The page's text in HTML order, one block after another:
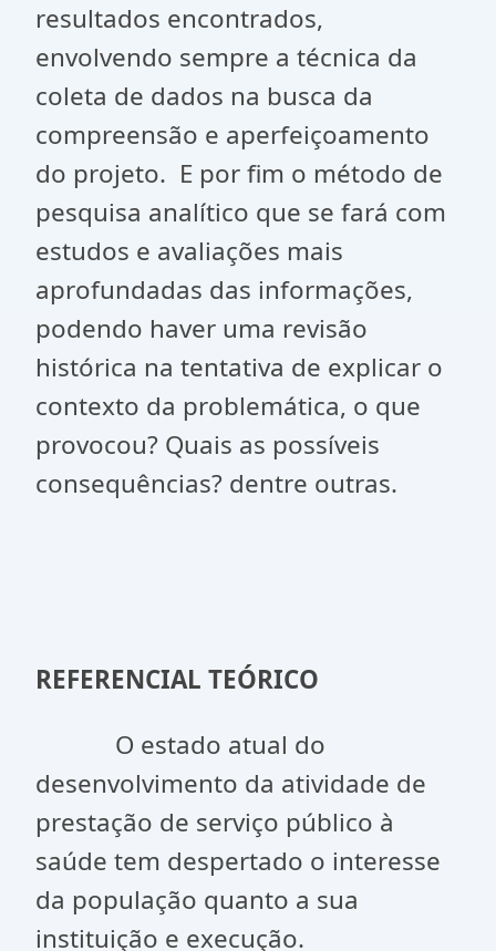
resultados encontrados,
envolvendo sempre a técnica da
coleta de dados na busca da
compreensão e aperfeiçoamento
do projeto. E por fim o método de
pesquisa analítico que se fará com
estudos e avaliações mais
aprofundadas das informações,
podendo haver uma revisão
histórica na tentativa de explicar o
contexto da problemática, o que
provocou? Quais as possíveis
consequências? dentre outras.
REFERENCIAL TEÓRICO
O estado atual do
desenvolvimento da atividade de
prestação de serviço público à
saúde tem despertado o interesse
da população quanto a sua
instituição e execução.